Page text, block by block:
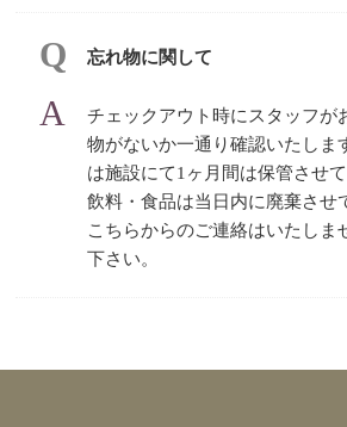
忘れ物に関して
チェックアウト時にスタッフが
物がないか一通り確認いたしま
は施設にて1ヶ月間は保管させ
飲料・食品は当日内に廃棄させ
こちらからのご連絡はいたしま
下さい。